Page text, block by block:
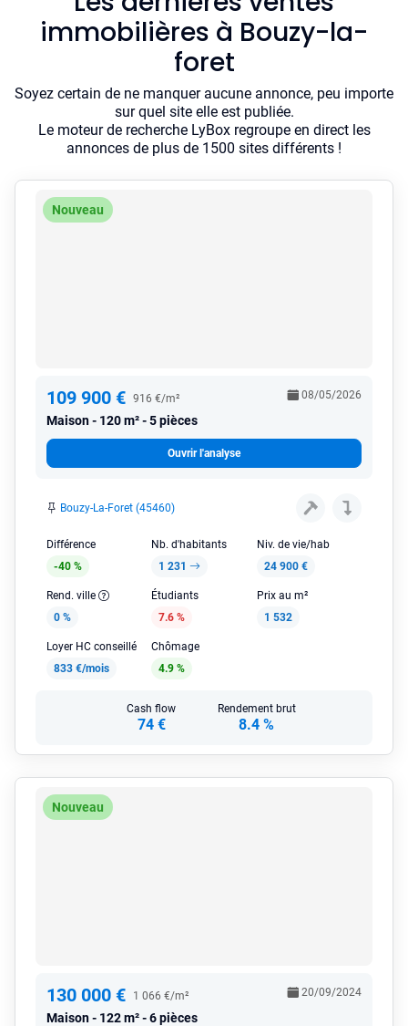
immobilières à Bouzy-la-
foret
Soyez certain de ne manquer aucune annonce, peu importe
sur quel site elle est publiée.
Le moteur de recherche LyBox regroupe en direct les
annonces de plus de 1500 sites différents !
Nouveau
109 900 € 916 €/m²
Maison 120 m² - 5 pièces
08/05/2026
Ouvrir l'analyse
Bouzy-La-Foret (45460)
Différence
-40 %
Nb. d'habitants
1 231
Niv. de vie/hab
24 900 €
Rend. ville
0 %
Étudiants
7.6 %
Prix au m²
1 532
Loyer HC conseillé
833 €/mois
Chômage
4.9 %
Cash flow
74 €
Rendement brut
8.4 %
Nouveau
130 000 € 1 066 €/m²
Maison 122 m² - 6 pièces
20/09/2024